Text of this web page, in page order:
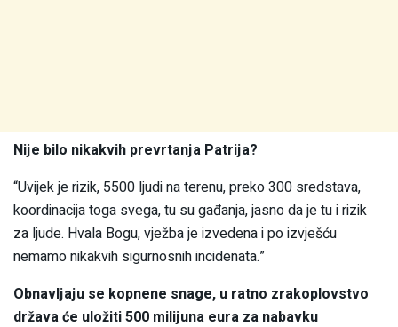
Nije bilo nikakvih prevrtanja Patrija?
“Uvijek je rizik, 5500 ljudi na terenu, preko 300 sredstava,
koordinacija toga svega, tu su gađanja, jasno da je tu i rizik
za ljude. Hvala Bogu, vježba je izvedena i po izvješću
nemamo nikakvih sigurnosnih incidenata.”
Obnavljaju se kopnene snage, u ratno zrakoplovstvo
država će uložiti 500 milijuna eura za nabavku